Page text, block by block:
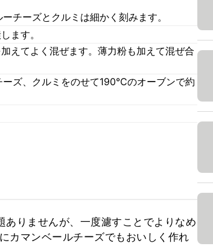
チーズとクルミは細かく刻みます。
ます。
えてよく混ぜます。薄力粉も加えて混ぜ合
ズ、クルミをのせて190℃のオーブンで約
りませんが、一度濾すことでよりなめ
カマンベールチーズでもおいしく作れ